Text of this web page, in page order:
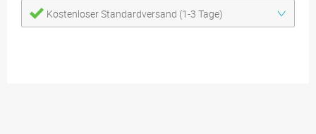
Kostenloser Standardversand (1-3 Tage)